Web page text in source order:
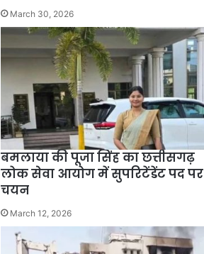
March 30, 2026
बमलाया की पूजा सिंह का छत्तीसगढ़
लोक सेवा आयोग में सुपरिटेंडेंट पद पर
चयन
March 12, 2026